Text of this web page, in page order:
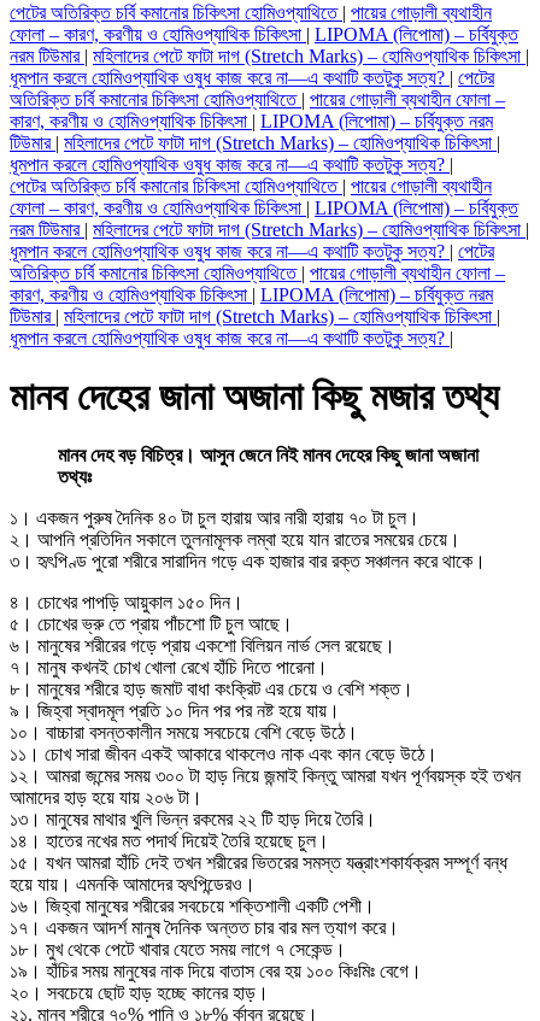
পেটের অতিরিক্ত চর্বি কমানোর চিকিৎসা হোমিওপ্যাথিতে | পায়ের গোড়ালী ব্যথাহীন
ফোলা – কারণ, করণীয় ও হোমিওপ্যাথিক চিকিৎসা | LIPOMA (লিপোমা) – চর্বিযুক্ত
নরম টিউমার | মহিলাদের পেটে ফাটা দাগ (Stretch Marks) – হোমিওপ্যাথিক চিকিৎসা |
ধূমপান করলে হোমিওপ্যাথিক ওষুধ কাজ করে না—এ কথাটি কতটুকু সত্য? | পেটের
অতিরিক্ত চর্বি কমানোর চিকিৎসা হোমিওপ্যাথিতে | পায়ের গোড়ালী ব্যথাহীন ফোলা –
কারণ, করণীয় ও হোমিওপ্যাথিক চিকিৎসা | LIPOMA (লিপোমা) – চর্বিযুক্ত নরম
টিউমার | মহিলাদের পেটে ফাটা দাগ (Stretch Marks) – হোমিওপ্যাথিক চিকিৎসা |
ধূমপান করলে হোমিওপ্যাথিক ওষুধ কাজ করে না—এ কথাটি কতটুকু সত্য? |
পেটের অতিরিক্ত চর্বি কমানোর চিকিৎসা হোমিওপ্যাথিতে | পায়ের গোড়ালী ব্যথাহীন
ফোলা – কারণ, করণীয় ও হোমিওপ্যাথিক চিকিৎসা | LIPOMA (লিপোমা) – চর্বিযুক্ত
নরম টিউমার | মহিলাদের পেটে ফাটা দাগ (Stretch Marks) – হোমিওপ্যাথিক চিকিৎসা |
ধূমপান করলে হোমিওপ্যাথিক ওষুধ কাজ করে না—এ কথাটি কতটুকু সত্য? | পেটের
অতিরিক্ত চর্বি কমানোর চিকিৎসা হোমিওপ্যাথিতে | পায়ের গোড়ালী ব্যথাহীন ফোলা –
কারণ, করণীয় ও হোমিওপ্যাথিক চিকিৎসা | LIPOMA (লিপোমা) – চর্বিযুক্ত নরম
টিউমার | মহিলাদের পেটে ফাটা দাগ (Stretch Marks) – হোমিওপ্যাথিক চিকিৎসা |
ধূমপান করলে হোমিওপ্যাথিক ওষুধ কাজ করে না—এ কথাটি কতটুকু সত্য? |
মানব দেহের জানা অজানা কিছু মজার তথ্য
মানব দেহ বড় বিচিত্র। আসুন জেনে নিই মানব দেহের কিছু জানা অজানা
তথ্যঃ
১। একজন পুরুষ দৈনিক ৪০ টা চুল হারায় আর নারী হারায় ৭০ টা চুল।
২। আপনি প্রতিদিন সকালে তুলনামূলক লম্বা হয়ে যান রাতের সময়ের চেয়ে।
৩। হৃৎপিণ্ড পুরো শরীরে সারাদিন গড়ে এক হাজার বার রক্ত সঞ্চালন করে থাকে।
৪। চোখের পাপড়ি আয়ুকাল ১৫০ দিন।
৫। চোখের ভ্রু তে প্রায় পাঁচশো টি চুল আছে।
৬। মানুষের শরীরের গড়ে প্রায় একশো বিলিয়ন নার্ভ সেল রয়েছে।
৭। মানুষ কখনই চোখ খোলা রেখে হাঁচি দিতে পারেনা।
৮। মানুষের শরীরে হাড় জমাট বাধা কংক্রিট এর চেয়ে ও বেশি শক্ত।
৯। জিহ্বা স্বাদমূল প্রতি ১০ দিন পর পর নষ্ট হয়ে যায়।
১০। বাচ্চারা বসন্তকালীন সময়ে সবচেয়ে বেশি বেড়ে উঠে।
১১। চোখ সারা জীবন একই আকারে থাকলেও নাক এবং কান বেড়ে উঠে।
১২। আমরা জন্মের সময় ৩০০ টা হাড় নিয়ে জন্মাই কিন্তু আমরা যখন পূর্ণবয়স্ক হই তখন
আমাদের হাড় হয়ে যায় ২০৬ টা।
১৩। মানুষের মাথার খুলি ভিন্ন রকমের ২২ টি হাড় দিয়ে তৈরি।
১৪। হাতের নখের মত পদার্থ দিয়েই তৈরি হয়েছে চুল।
১৫। যখন আমরা হাঁচি দেই তখন শরীরের ভিতরের সমস্ত যন্ত্রাংশকার্যক্রম সম্পূর্ণ বন্ধ
হয়ে যায়। এমনকি আমাদের হৃৎপিন্ডেরও।
১৬। জিহ্বা মানুষের শরীরের সবচেয়ে শক্তিশালী একটি পেশী।
১৭। একজন আদর্শ মানুষ দৈনিক অন্তত চার বার মল ত্যাগ করে।
১৮। মুখ থেকে পেটে খাবার যেতে সময় লাগে ৭ সেকেন্ড।
১৯। হাঁচির সময় মানুষের নাক দিয়ে বাতাস বের হয় ১০০ কিঃমিঃ বেগে।
২০। সবচেয়ে ছোট হাড় হচ্ছে কানের হাড়।
২১. মানব শরীরে ৭০% পানি ও ১৮% র্কাবন রয়েছে।